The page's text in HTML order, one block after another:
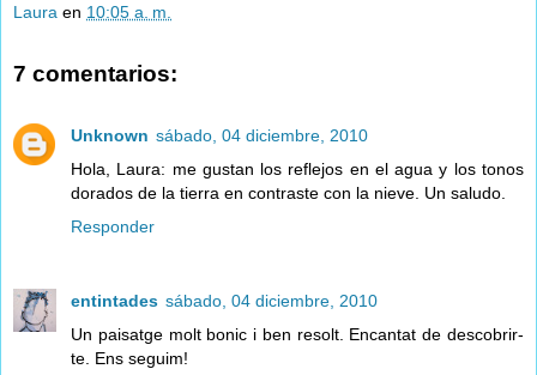
Laura en 10:05 a. m.
7 comentarios:
Unknown sábado, 04 diciembre, 2010
Hola, Laura: me gustan los reflejos en el agua y los tonos
dorados de la tierra en contraste con la nieve. Un saludo.
Responder
entintades sábado, 04 diciembre, 2010
Un paisatge molt bonic i ben resolt. Encantat de descobrir-
te. Ens seguim!